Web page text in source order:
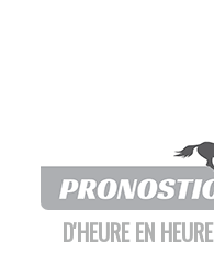
D'HEURE EN HEURE